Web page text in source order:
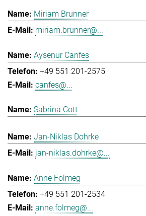
Miriam Brunner
miriam.brunner@...
Aysenur Canfes
+49 551 201-2575
canfes@...
Sabrina Cott
Jan-Niklas Dohrke
jan-niklas.dohrke@...
Anne Folmeg
+49 551 201-2534
anne.folmeg@...